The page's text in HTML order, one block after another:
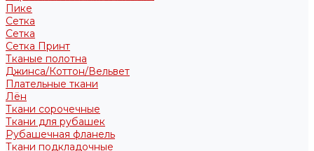
Пике
Сетка
Сетка
Сетка Принт
Тканые полотна
Джинса/Коттон/Вельвет
Плательные ткани
Лён
Ткани сорочечные
Ткани для рубашек
Рубашечная фланель
Ткани подкладочные